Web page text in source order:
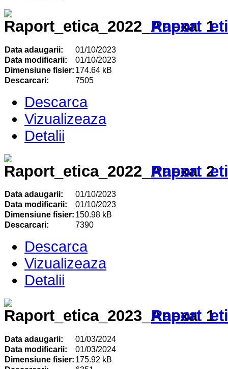
Data adaugarii:
01/10/2023
Data modificarii:
01/10/2023
Dimensiune fisier: 174.64 kB
Descarcari:
7505
Descarca
Vizualizeaza
Detalii
Data adaugarii:
01/10/2023
Data modificarii:
01/10/2023
Dimensiune fisier: 150.98 kB
Descarcari:
7390
Descarca
Vizualizeaza
Detalii
Data adaugarii:
01/03/2024
Data modificarii:
01/03/2024
Dimensiune fisier: 175.92 kB